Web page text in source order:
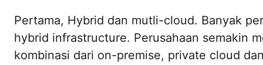
Pertama, Hybrid dan mutli-cloud. Banyak
hybrid infrastructure. Perusahaan semakin
kombinasi dari on-premise, private cloud